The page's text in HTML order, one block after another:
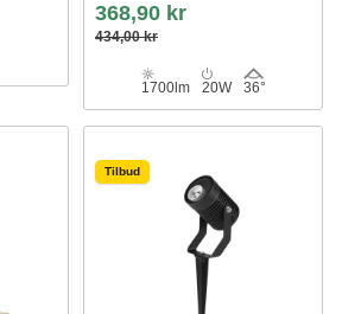
368,90 kr
434,00 kr
1700lm 20W 36°
Tilbud